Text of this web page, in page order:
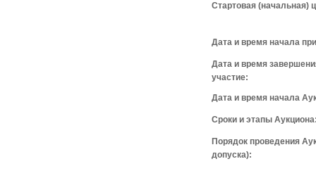
Стартовая (начальная)
Дата и время начала
Дата и время
участие:
Дата и время начала
Сроки и этапы
Порядок проведения
допуска):